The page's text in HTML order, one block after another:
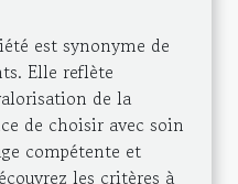
est synonyme de
Elle reflète
de la
de choisir avec soin
compétente et
les critères à